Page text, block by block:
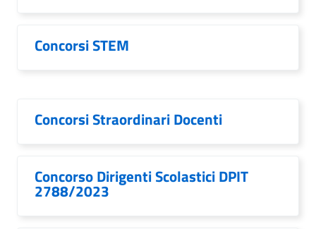
Concorsi STEM
Concorsi Straordinari Docenti
Concorso Dirigenti Scolastici DPIT
2788/2023